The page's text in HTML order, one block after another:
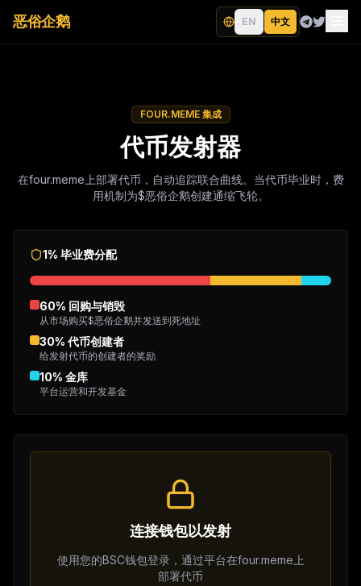
恶俗企鹅 EN 中文
FOUR.MEME 集成
代币发射器
在four.meme上部署代币，自动追踪联合曲线。当代币毕业时，费
用机制为$恶俗企鹅创建通缩飞轮。
1% 毕业费分配
60% 回购与销毁
从市场购买$恶俗企鹅并发送到死地址
30% 代币创建者
给发射代币的创建者的奖励
10% 金库
平台运营和开发基金
连接钱包以发射
使用您的BSC钱包登录，通过平台在four.meme上
部署代币